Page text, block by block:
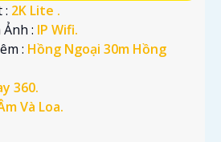
: 2K Lite .
: IP Wifi.
: Hồng Ngoại 30m Hồng
360.
Và Loa.